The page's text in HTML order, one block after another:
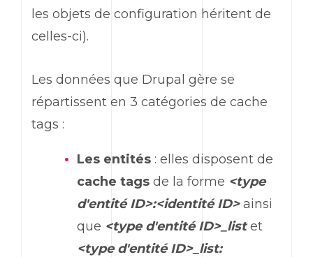
les objets de configuration héritent de
celles-ci).
Les données que Drupal gère se
répartissent en 3 catégories de cache
tags :
Les entités : elles disposent de
cache tags de la forme <type
d'entité ID>:<identité ID>ainsi
que <type d'entité ID>_listet
<type d'entité ID>_list: